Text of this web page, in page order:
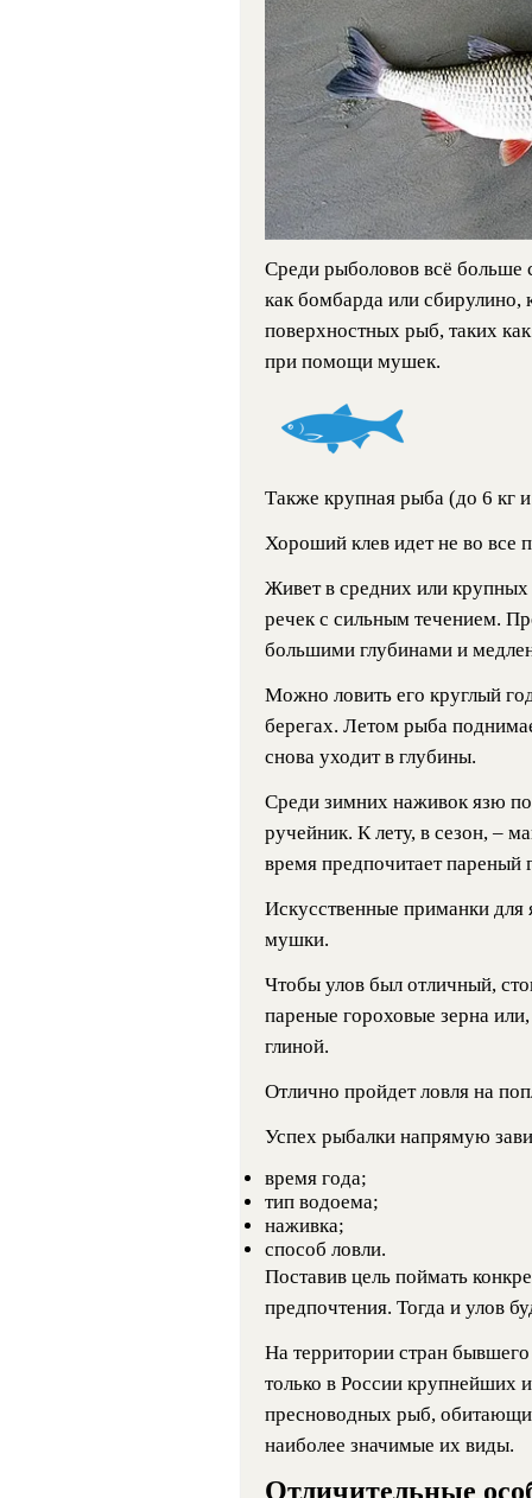
Среди рыболовов всё больше
как бомбарда или сбирулино,
поверхностных рыб, таких
при помощи мушек.
Также крупная рыба (до 6 кг
Хороший клев идет не во все
Живет в средних или
речек с сильным течением.
большими глубинами и
Можно ловить его круглый
берегах. Летом рыба
снова уходит в глубины.
Среди зимних наживок язю
ручейник. К лету, в сезон, –
время предпочитает
Искусственные приманки
мушки.
Чтобы улов был отличный,
пареные гороховые зерна
глиной.
Отлично пройдет ловля на
Успех рыбалки напрямую
время года;
тип водоема;
наживка;
способ ловли.
Поставив цель поймать
предпочтения. Тогда и улов
На территории стран
только в России крупнейших
пресноводных рыб,
наиболее значимые их виды.
Отличительные